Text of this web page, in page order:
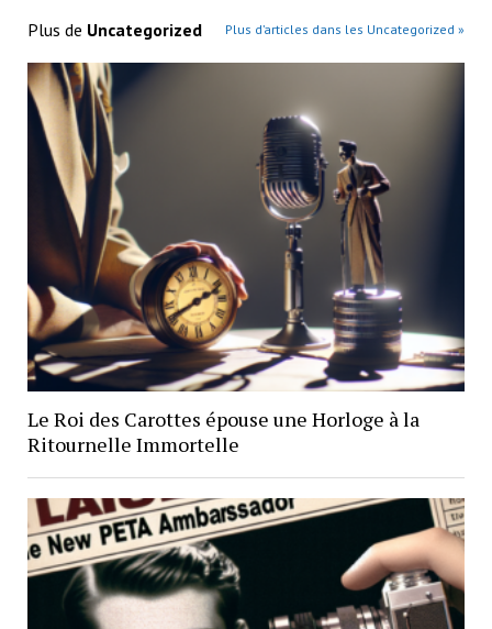
Plus de Uncategorized Plus d’articles dans les Uncategorized »
Le Roi des Carottes épouse une Horloge à la
Ritournelle Immortelle